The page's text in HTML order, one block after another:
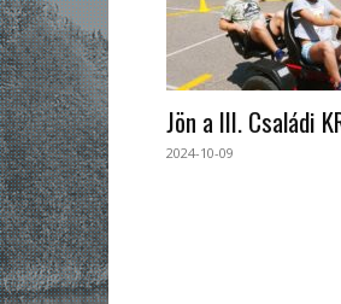
Jön a III. Családi
2024-10-09